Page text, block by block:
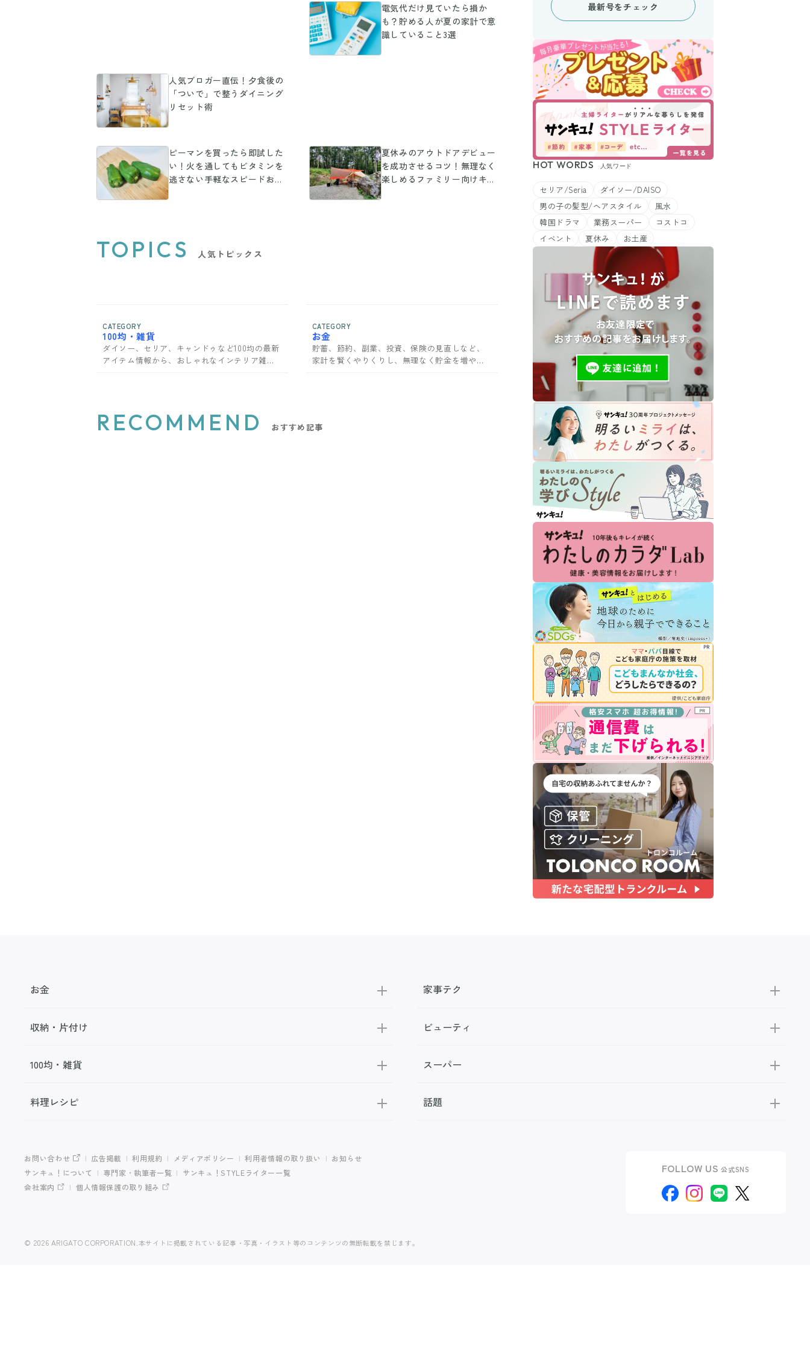
電気代だけ見ていたら損か
も？貯める人が夏の家計で意
識していること3選
人気ブロガー直伝！夕食後の
「ついで」で整うダイニング
リセット術
ピーマンを買ったら即試した
い！火を通してもビタミンを
逃さない手軽なスピードおか
夏休みのアウトドアデビュー
を成功させるコツ！無理なく
楽しめるファミリー向けキャ
TOPICS 人気トピックス
CATEGORY
100均・雑貨
ダイソー、セリア、キャンドゥなど100均の最新
アイテム情報から、おしゃれなインテリア雑貨
CATEGORY
お金
貯蓄、節約、副業、投資、保険の見直しなど、
家計を賢くやりくりし、無理なく貯金を増やす
RECOMMEND おすすめ記事
最新号をチェック
HOT WORDS 人気ワード
セリア/Seria
ダイソー/DAISO
男の子の髪型/ヘアスタイル
風水
韓国ドラマ
業務スーパー
コストコ
イベント
夏休み お土産
お金 家事テク
収納・片付け ビューティ
100均・雑貨 スーパー
料理レシピ 話題
FOLLOW US 公式SNS
お問い合わせ 広告掲載 利用規約 メディアポリシー 利用者情報の取り扱い
お知らせ
サンキュ！について
専門家・執筆者一覧
サンキュ！STYLEライター一覧
会社案内
個人情報保護の取り組み
本サイトに掲載されている記事・写真・イラスト等のコンテンツの無断転載を禁じます。
© 2026 ARIGATO CORPORATION.